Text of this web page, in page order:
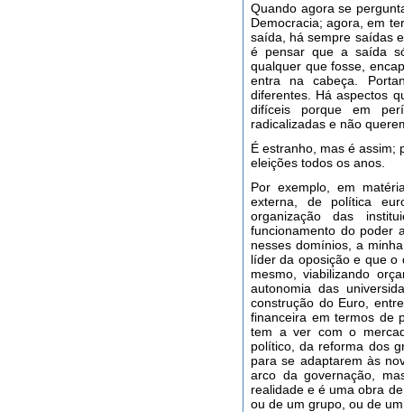
Quando agora se
Democracia; agora, em
saída, há sempre saídas
é pensar que a saída
qualquer que fosse,
entra na cabeça.
diferentes. Há aspectos
difíceis porque em
radicalizadas e não
É estranho, mas é assim;
eleições todos os anos.
Por exemplo, em
externa, de política
organização das
funcionamento do poder
nesses domínios, a
líder da oposição e que o
mesmo, viabilizando
autonomia das
construção do Euro,
financeira em termos de
tem a ver com o
político, da reforma dos
para se adaptarem às
arco da governação,
realidade e é uma obra
ou de um grupo, ou de